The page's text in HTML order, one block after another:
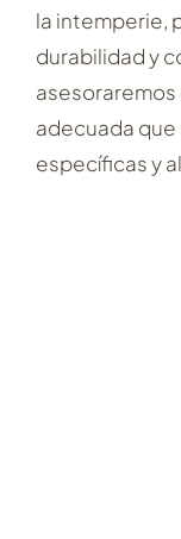
la intemperie,
durabilidad y
asesoraremos
adecuada
específicas y